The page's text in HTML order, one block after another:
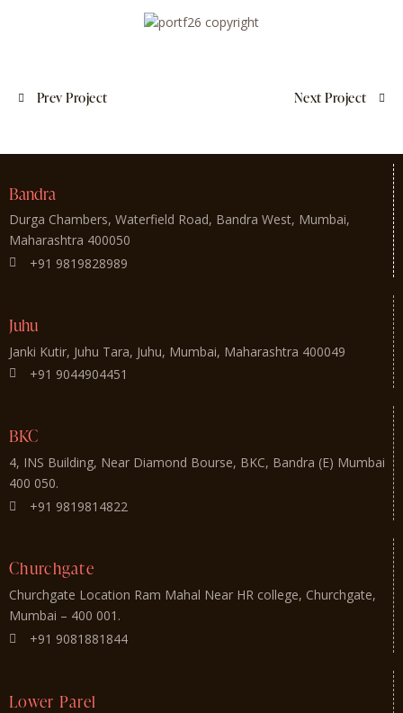
Prev Project Next Project
Bandra
Durga Chambers, Waterfield Road, Bandra West, Mumbai,
Maharashtra 400050
+91 9819828989
Juhu
Janki Kutir, Juhu Tara, Juhu, Mumbai, Maharashtra 400049
+91 9044904451
BKC
4, INS Building, Near Diamond Bourse, BKC, Bandra (E) Mumbai
400 050.
+91 9819814822
Churchgate
Churchgate Location Ram Mahal Near HR college, Churchgate,
Mumbai – 400 001.
+91 9081881844
Lower Parel